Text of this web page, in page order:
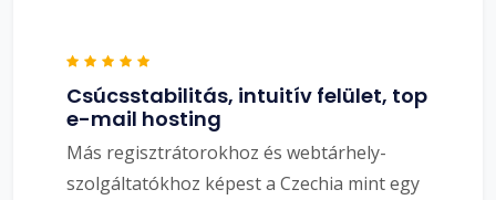
Csúcsstabilitás, intuitív felület, top
e-mail hosting
Más regisztrátorokhoz és webtárhely-
szolgáltatókhoz képest a Czechia mint egy